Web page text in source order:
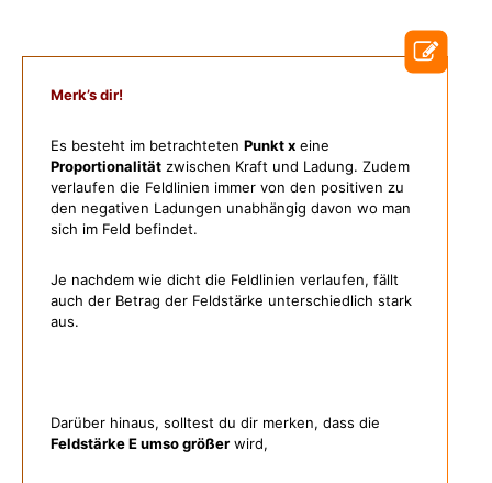
Merk’s dir!
Es besteht im betrachteten Punkt x eine
Proportionalität zwischen Kraft und Ladung. Zudem
verlaufen die Feldlinien immer von den positiven zu
den negativen Ladungen unabhängig davon wo man
sich im Feld befindet.
Je nachdem wie dicht die Feldlinien verlaufen, fällt
auch der Betrag der Feldstärke unterschiedlich stark
aus.
Darüber hinaus, solltest du dir merken, dass die
Feldstärke E umso größer wird,